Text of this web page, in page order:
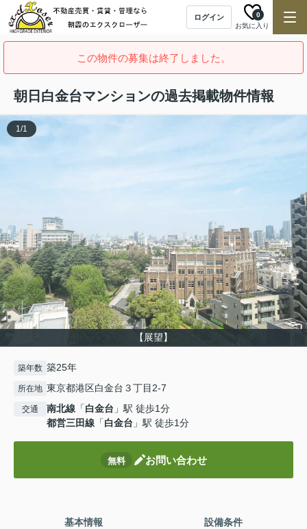
ログイン
お気に入り
0
この物件の募集は終了しました。
朝日白金台マンションの過去掲載物件情報
【展望】
1/1
築年数 築25年
所在地 東京都港区白金台３丁目2-7
交通 南北線 「白金台 」駅 徒歩1分
都営三田線 「白金台 」駅 徒歩1分
無料 お問い合わせ
基本情報 設備条件